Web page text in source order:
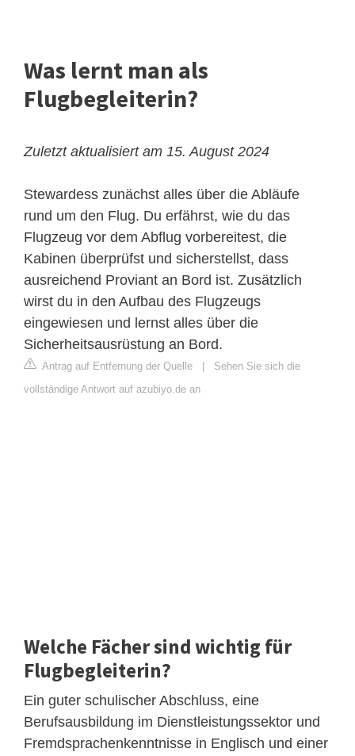
Was lernt man als
Flugbegleiterin?
Zuletzt aktualisiert am 15. August 2024
Stewardess zunächst alles über die Abläufe
rund um den Flug. Du erfährst, wie du das
Flugzeug vor dem Abflug vorbereitest, die
Kabinen überprüfst und sicherstellst, dass
ausreichend Proviant an Bord ist. Zusätzlich
wirst du in den Aufbau des Flugzeugs
eingewiesen und lernst alles über die
Sicherheitsausrüstung an Bord.
Antrag auf Entfernung der Quelle
Sehen Sie sich die
vollständige Antwort auf azubiyo.de an
Welche Fächer sind wichtig für
Flugbegleiterin?
Ein guter schulischer Abschluss, eine
Berufsausbildung im Dienstleistungssektor und
Fremdsprachenkenntnisse in Englisch und einer